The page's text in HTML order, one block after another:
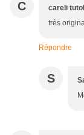
C careli
très
Répondre
S